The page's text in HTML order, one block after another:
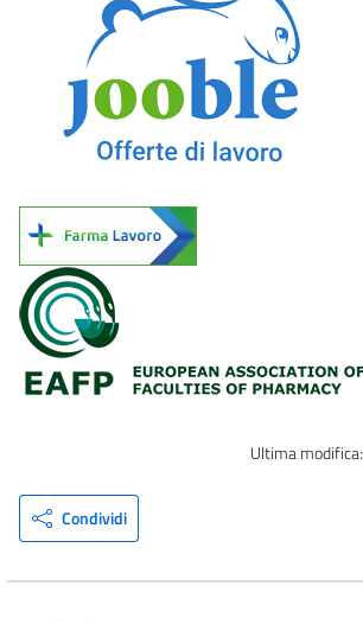
Ultima modifica:
Condividi